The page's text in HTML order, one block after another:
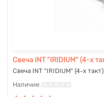
Свеча INT "IRIDIUM" (4-х
Свеча INT "IRIDIUM" (4-х